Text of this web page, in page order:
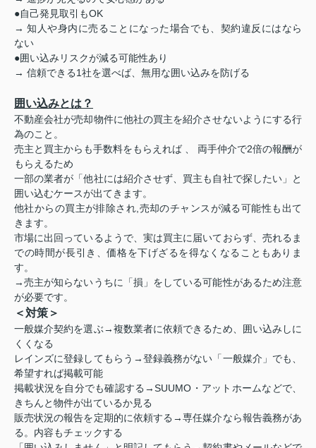
●自己発見取引もOK
→ 知人や身内に売ることになった場合でも、契約違反にはなら
ない
●囲い込みリスクが減る可能性あり
→ 信頼できる1社を選べば、無用な囲い込みを防げる
囲い込みとは？
不動産会社が売却物件に他社の買主を紹介させないようにする行
為のこと。
売主と買主からも手数料をもらえれば 、 両手仲介で2倍の報酬が
もらえるため
一部の業者が「他社には紹介させず、買主も自社で探したい」と
囲い込むケースが出てきます。
他社からの買主が排除され,売却のチャンスが減る可能性も出て
きます。
市場に出回っているようで、実は買主に届いておらず、売れるま
での時間が長引き、価格を下げざるを得なくなることもありま
す。
→売主が知らないうちに「損」をしている可能性があるため注意
が必要です。
＜対策＞
一般媒介契約を選ぶ→複数業者に依頼できるため、囲い込みしに
くくなる
レインズに登録してもらう→登録義務がない「一般媒介」でも、
希望すれば掲載可能
掲載状況を自分でも確認する→SUUMO・アットホームなどで、
きちんと物件が出ているか見る
販売状況の報告を定期的に依頼する→専任媒介なら報告義務があ
る。内容もチェックする